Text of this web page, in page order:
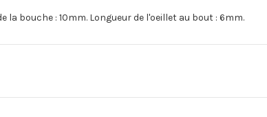
la bouche : 10mm. Longueur de l'oeillet au bout : 6mm.